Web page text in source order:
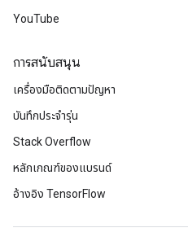
YouTube
การสนับสนุน
เครื่องมือติดตามปัญหา
บันทึกประจำรุ่น
Stack Overflow
หลักเกณฑ์ของแบรนด์
อ้างอิง TensorFlow